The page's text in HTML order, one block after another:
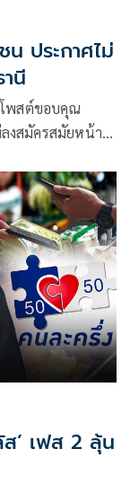
น ประกาศไม่
นี
โพสต์ขอบคุณ
งสมัครสมัยหน้า
งการเลือกตั้ง
’ เฟส 2 ลุ้น